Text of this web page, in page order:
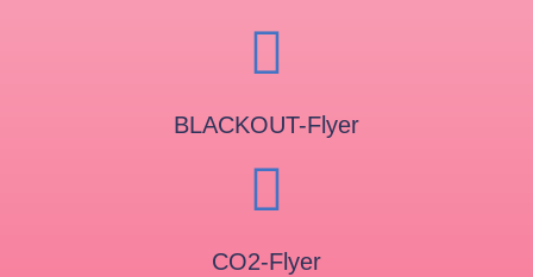
BLACKOUT-Flyer
CO2-Flyer